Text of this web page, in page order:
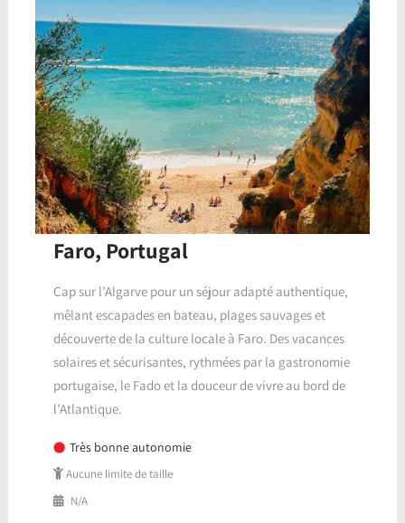
Faro, Portugal
Cap sur l’Algarve pour un séjour adapté authentique,
mêlant escapades en bateau, plages sauvages et
découverte de la culture locale à Faro. Des vacances
solaires et sécurisantes, rythmées par la gastronomie
portugaise, le Fado et la douceur de vivre au bord de
l’Atlantique.
Très bonne autonomie
Aucune limite de taille
N/A